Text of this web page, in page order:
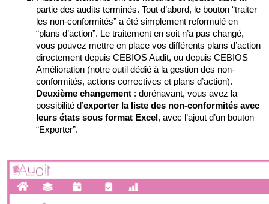
partie des audits terminés. Tout d’abord, le bouton “traiter
les non-conformités” a été simplement reformulé en
“plans d’action”. Le traitement en soit n’a pas changé,
vous pouvez mettre en place vos différents plans d’action
directement depuis CEBIOS Audit, ou depuis CEBIOS
Amélioration (notre outil dédié à la gestion des non-
Deuxième changement : dorénavant, vous avez la
possibilité d’exporter la liste des non-conformités avec
leurs états sous format Excel , avec l’ajout d’un bouton
“Exporter”.